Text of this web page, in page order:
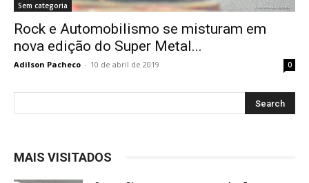
Sem categoria
Rock e Automobilismo se misturam em
nova edição do Super Metal...
Adilson Pacheco - 10 de abril de 2019 0
MAIS VISITADOS